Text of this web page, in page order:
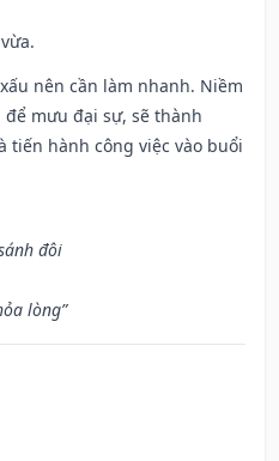
nên cần làm nhanh. Niềm
mưu đại sự, sẽ thành
tiến hành công việc vào buổi
đôi
lòng”